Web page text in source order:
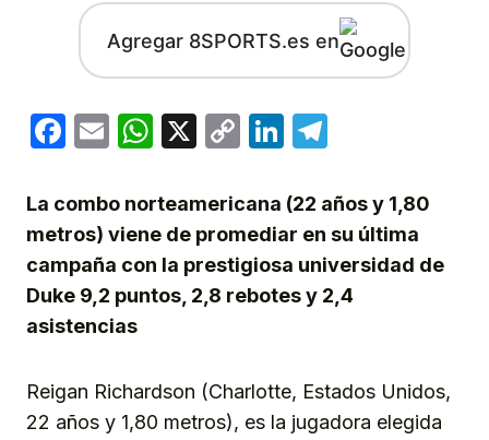
Agregar 8SPORTS.es en
Facebook
EmailWhatsApp
X
CopyLinkedIn
La combo norteamericana (22 años y 1,80
metros) viene de promediar en su última
campaña con la prestigiosa universidad de
Duke 9,2 puntos, 2,8 rebotes y 2,4
asistencias
Reigan Richardson (Charlotte, Estados Unidos,
22 años y 1,80 metros), es la jugadora elegida